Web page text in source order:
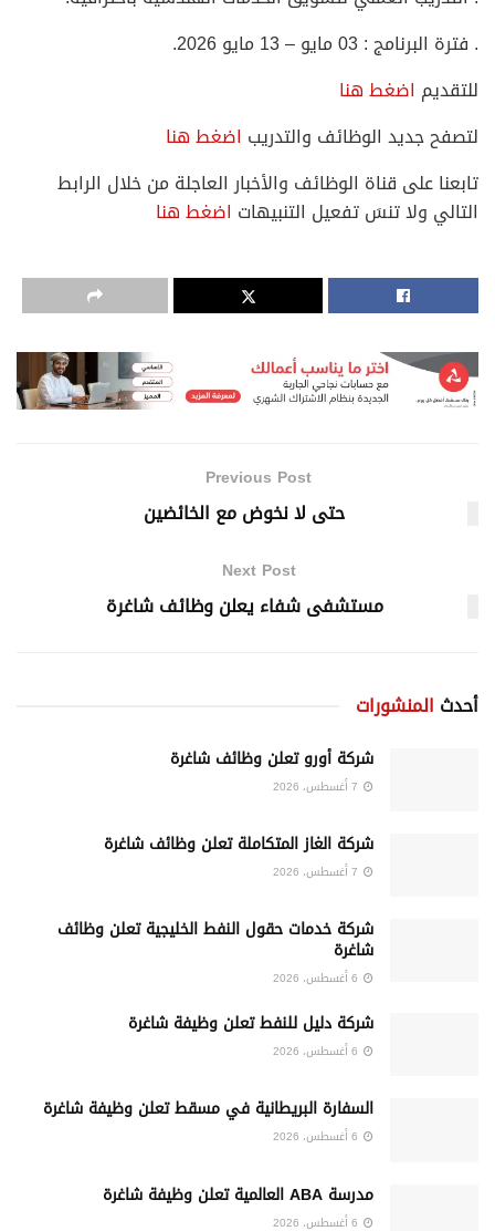
. فترة البرنامج : 03 مايو – 13 مايو 2026.
للتقديم اضغط هنا
لتصفح جديد الوظائف والتدريب اضغط هنا
تابعنا على قناة الوظائف والأخبار العاجلة من خلال الرابط
التالي ولا تنسَ تفعيل التنبيهات اضغط هنا
Previous Post
حتى لا نخوض مع الخائضين
Next Post
مستشفى شفاء يعلن وظائف شاغرة
أحدث المنشورات
شركة أورو تعلن وظائف شاغرة
شركة الغاز المتكاملة تعلن وظائف شاغرة
شركة خدمات حقول النفط الخليجية تعلن وظائف
شاغرة
شركة دليل للنفط تعلن وظيفة شاغرة
السفارة البريطانية في مسقط تعلن وظيفة شاغرة
مدرسة ABA العالمية تعلن وظيفة شاغرة